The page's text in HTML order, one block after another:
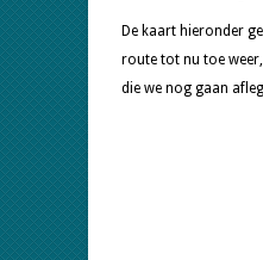
De kaart hieronder
route tot nu toe
die we nog gaan